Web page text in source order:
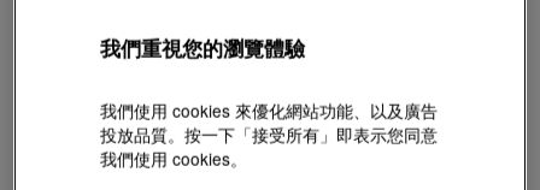
我們重視您的瀏覽體驗
我們使用 cookies 來優化網站功能、以及廣告
投放品質。按一下「接受所有」即表示您同意
我們使用 cookies。